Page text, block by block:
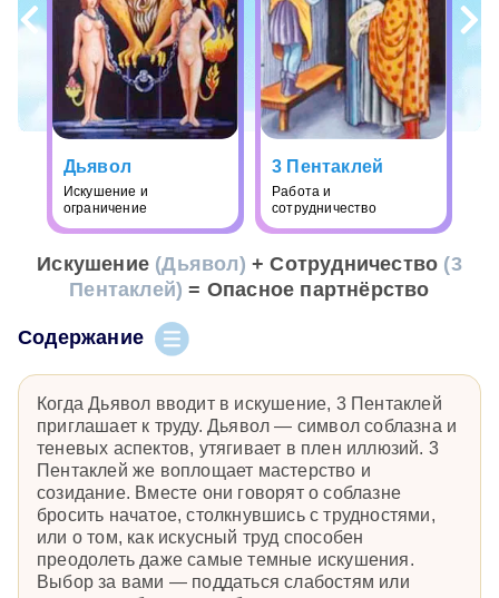
Дьявол
Искушение и
ограничение
3 Пентаклей
Работа и
сотрудничество
Искушение (Дьявол) + Сотрудничество (3
Пентаклей) = Опасное партнёрство
Содержание
Когда Дьявол вводит в искушение, 3 Пентаклей
приглашает к труду. Дьявол — символ соблазна и
теневых аспектов, утягивает в плен иллюзий. 3
Пентаклей же воплощает мастерство и
созидание. Вместе они говорят о соблазне
бросить начатое, столкнувшись с трудностями,
или о том, как искусный труд способен
преодолеть даже самые темные искушения.
Выбор за вами — поддаться слабостям или